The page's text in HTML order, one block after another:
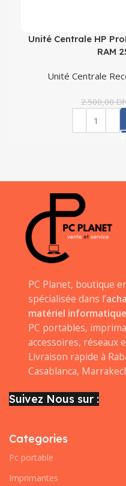
Unité Centrale HP
RAM
Unité Centrale
2.500,00
PC Planet, boutique
spécialisée dans l’
matériel
PC portables,
accessoires, réseaux
Livraison rapide à
Casablanca,
Suivez Nous sur :
Categories
Pc portable
Imprimantes